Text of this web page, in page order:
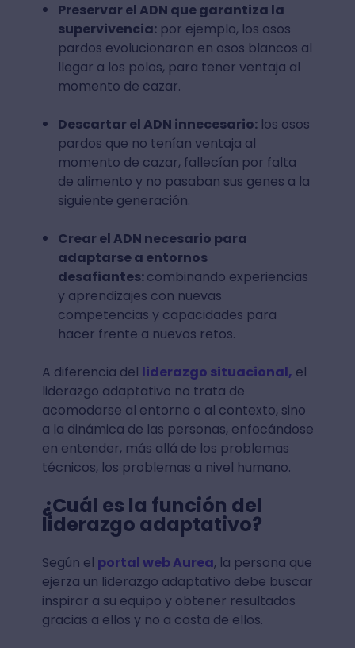
Preservar el ADN que garantiza la
supervivencia:por ejemplo, los osos
pardos evolucionaron en osos blancos al
llegar a los polos, para tener ventaja al
momento de cazar.
Descartar el ADN innecesario:los osos
pardos que no tenían ventaja al
momento de cazar, fallecían por falta
de alimento y no pasaban sus genes a la
siguiente generación.
Crear el ADN necesario para
adaptarse a entornos
desafiantes:combinando experiencias
y aprendizajes con nuevas
competencias y capacidades para
hacer frente a nuevos retos.
A diferencia del liderazgo situacional, el
liderazgo adaptativo no trata de
acomodarse al entorno o al contexto, sino
a la dinámica de las personas, enfocándose
en entender, más allá de los problemas
técnicos, los problemas a nivel humano.
¿Cuál es la función del
liderazgo adaptativo?
Según el portal web Aurea, la persona que
ejerza un liderazgo adaptativo debe buscar
inspirar a su equipo y obtener resultados
gracias a ellos y no a costa de ellos.